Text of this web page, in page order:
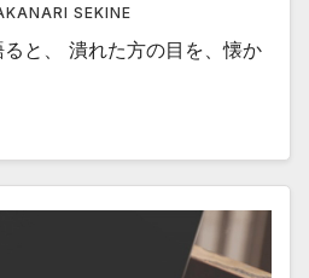
SEKINE
と、 潰れた方の目を、懐か